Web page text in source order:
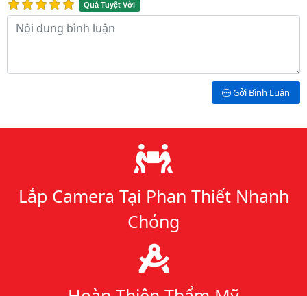
Quá Tuyệt Vời
Nội dung bình luận
Gởi Bình Luận
Lý do chọn chúng tôi
Lắp Camera Tại Phan Thiết Nhanh
Chóng